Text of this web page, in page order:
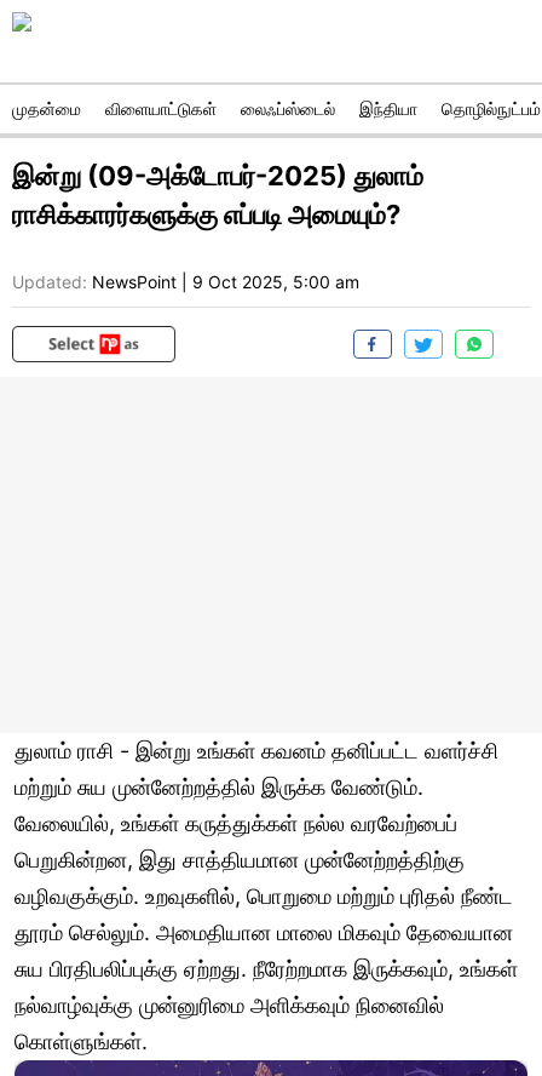
முதன்மை விளையாட்டுகள் லைஃப்ஸ்டைல் இந்தியா தொழில்நுட்பம்
இன்று (09-அக்டோபர்-2025) துலாம்
ராசிக்காரர்களுக்கு எப்படி அமையும்?
Updated: NewsPoint 9 Oct 2025, 5:00 am
துலாம் ராசி - இன்று உங்கள் கவனம் தனிப்பட்ட வளர்ச்சி
மற்றும் சுய முன்னேற்றத்தில் இருக்க வேண்டும்.
வேலையில், உங்கள் கருத்துக்கள் நல்ல வரவேற்பைப்
பெறுகின்றன, இது சாத்தியமான முன்னேற்றத்திற்கு
வழிவகுக்கும். உறவுகளில், பொறுமை மற்றும் புரிதல் நீண்ட
தூரம் செல்லும். அமைதியான மாலை மிகவும் தேவையான
சுய பிரதிபலிப்புக்கு ஏற்றது. நீரேற்றமாக இருக்கவும், உங்கள்
நல்வாழ்வுக்கு முன்னுரிமை அளிக்கவும் நினைவில்
கொள்ளுங்கள்.